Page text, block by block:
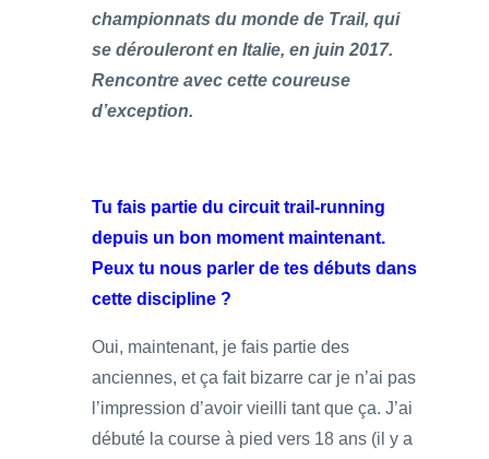
championnats du monde de Trail, qui
se dérouleront en Italie, en juin 2017.
Rencontre avec cette coureuse
d’exception.
Tu fais partie du circuit trail-running
depuis un bon moment maintenant.
Peux tu nous parler de tes débuts dans
cette discipline ?
Oui, maintenant, je fais partie des
anciennes, et ça fait bizarre car je n’ai pas
l’impression d’avoir vieilli tant que ça. J’ai
débuté la course à pied vers 18 ans (il y a